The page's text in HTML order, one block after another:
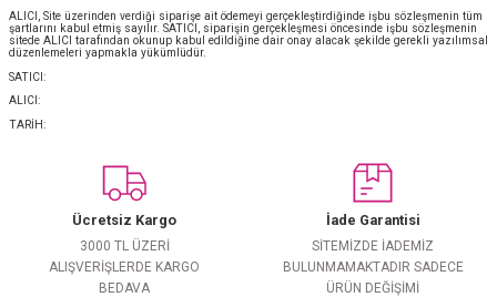
ALICI, Site üzerinden verdiği siparişe ait ödemeyi gerçekleştirdiğinde işbu sözleşmenin tüm
şartlarını kabul etmiş sayılır. SATICI, siparişin gerçekleşmesi öncesinde işbu sözleşmenin
sitede ALICI tarafından okunup kabul edildiğine dair onay alacak şekilde gerekli yazılımsal
düzenlemeleri yapmakla yükümlüdür.
SATICI:
ALICI:
TARİH:
Ücretsiz Kargo
3000 TL ÜZERİ
ALIŞVERİŞLERDE KARGO
BEDAVA
İade Garantisi
SİTEMİZDE İADEMİZ
BULUNMAMAKTADIR SADECE
ÜRÜN DEĞİŞİMİ